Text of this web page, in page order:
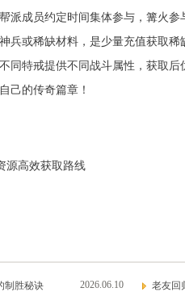
派成员约定时间集体参与，篝火参
兵或稀缺材料，是少量充值获取稀
同特戒提供不同战斗属性，获取后
己的传奇篇章！
源高效获取路线
制胜秘诀 2026.06.10 老友回